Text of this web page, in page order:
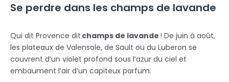
Se perdre dans les champs de lavande
Qui dit Provence dit champs de lavande ! De juin à août,
les plateaux de Valensole, de Sault ou du Luberon se
couvrent d’un violet profond sous l’azur du ciel et
embaument l’air d’un capiteux parfum.